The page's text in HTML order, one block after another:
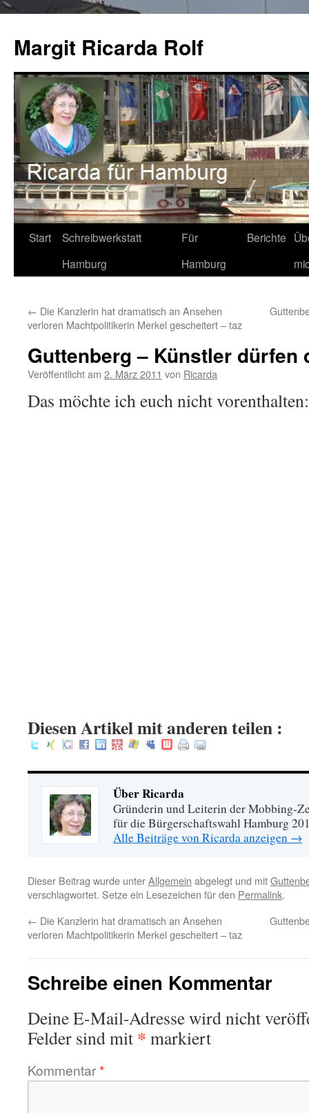
springen
Margit Ricarda Rolf
Start
Schreibwerkstatt
Hamburg
Für
Hamburg
Berichte
← Die Kanzlerin hat dramatisch an Ansehen
verloren Machtpolitikerin Merkel gescheitert – taz
Guttenberg – Künstler dürfen
Veröffentlicht am 2. März 2011 von Ricarda
Das möchte ich euch nicht vorenthalten:
Diesen Artikel mit anderen teilen :
Über Ricarda
Gründerin und Leiterin der Mobbing-
für die Bürgerschaftswahl Hamburg
Alle Beiträge von Ricarda anzeigen →
Dieser Beitrag wurde unterAllgemein abgelegt und mit
verschlagwortet. Setze ein Lesezeichen für den Permalink.
← Die Kanzlerin hat dramatisch an Ansehen
verloren Machtpolitikerin Merkel gescheitert – taz
Schreibe einen Kommentar
Deine E-Mail-Adresse wird nicht
Felder sind mit * markiert
Kommentar*